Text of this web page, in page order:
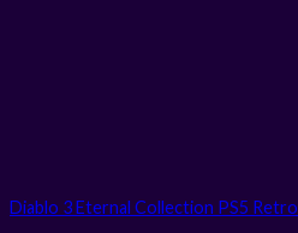
Diablo 3 Eternal Collection PS5 Retro